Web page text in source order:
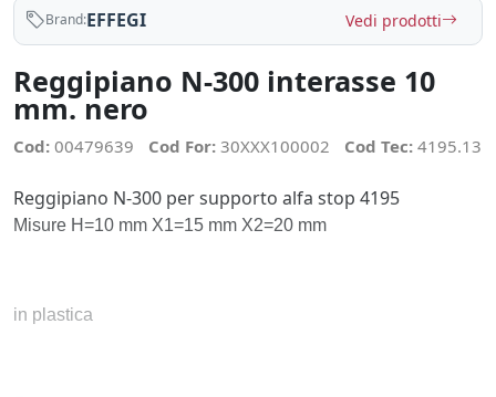
Brand:EFFEGI Vedi prodotti
Reggipiano N-300 interasse 10
mm. nero
Cod: 00479639 Cod For: 30XXX100002 Cod Tec: 4195.13
Reggipiano N-300 per supporto alfa stop 4195
Misure H=10 mm X1=15 mm X2=20 mm
in plastica